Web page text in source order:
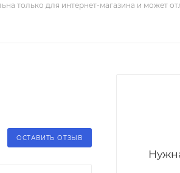
только для интернет-магазина и может
ОСТАВИТЬ ОТЗЫВ